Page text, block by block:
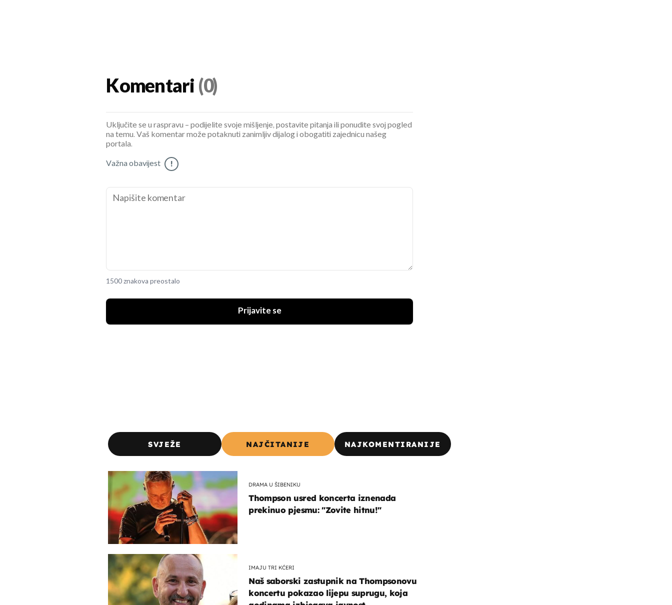
Komentari (0)
Uključite se u raspravu – podijelite svoje mišljenje, postavite pitanja ili ponudite svoj pogled
na temu. Vaš komentar može potaknuti zanimljiv dijalog i obogatiti zajednicu našeg
portala.
Važna obavijest !
1500 znakova preostalo
Prijavite se
SVJEŽE NAJČITANIJE NAJKOMENTIRANIJE
DRAMA U ŠIBENIKU
Thompson usred koncerta iznenada
prekinuo pjesmu: "Zovite hitnu!"
IMAJU TRI KĆERI
Naš saborski zastupnik na Thompsonovu
koncertu pokazao lijepu suprugu, koja